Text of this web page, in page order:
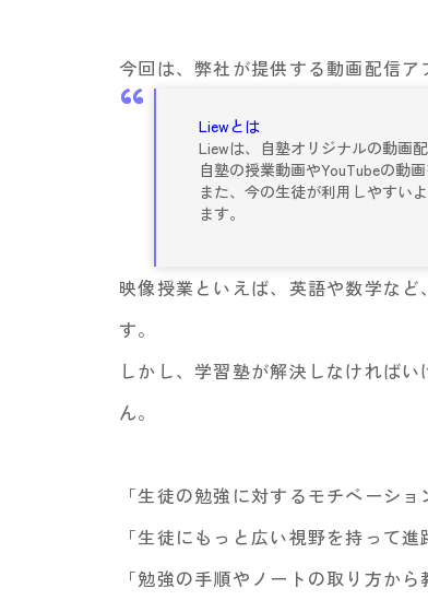
今回は、弊社が提供する動画配信
Liewとは
Liewは、自塾オリジナルの動画
自塾の授業動画やYouTubeの動
また、今の生徒が利用しやすい
ます。
映像授業といえば、英語や数学な
す。
しかし、学習塾が解決しなければ
ん。
「生徒の勉強に対するモチベーシ
「生徒にもっと広い視野を持って
「勉強の手順やノートの取り方から